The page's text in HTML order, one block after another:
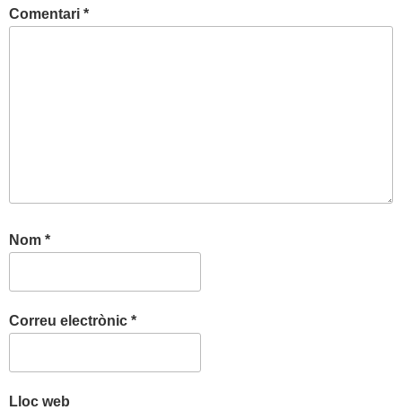
Comentari *
Nom *
Correu electrònic *
Lloc web